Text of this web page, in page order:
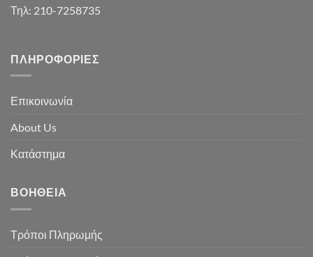
Τηλ: 210-7258735
ΠΛΗΡΟΦΟΡΊΕΣ
Επικοινωνία
About Us
Κατάστημα
ΒΟΉΘΕΙΑ
Τρόποι Πληρωμής